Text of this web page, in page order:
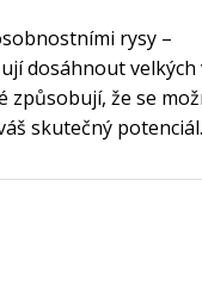
rysy –
dosáhnout velkých
způsobují, že se
skutečný potenciál.